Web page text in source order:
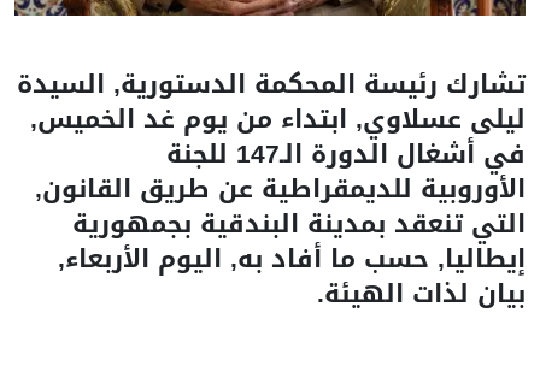
تشارك رئيسة المحكمة الدستورية, السيدة
ليلى عسلاوي, ابتداء من يوم غد الخميس,
في أشغال الدورة الـ147 للجنة
الأوروبية للديمقراطية عن طريق القانون,
التي تنعقد بمدينة البندقية بجمهورية
إيطاليا, حسب ما أفاد به, اليوم الأربعاء,
بيان لذات الهيئة.